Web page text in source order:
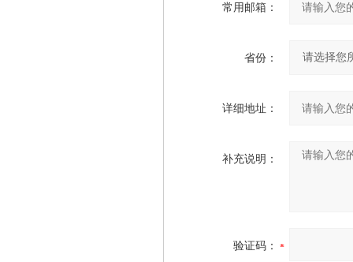
常用邮箱：
省份：
详细地址：
补充说明：
验证码：